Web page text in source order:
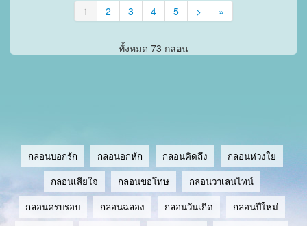
1
2 3 4 5 > »
ทั้งหมด 73 กลอน
กลอนบอกรัก กลอนอกหัก กลอนคิดถึง กลอนห่วงใย
กลอนเสียใจ กลอนขอโทษ กลอนวาเลนไทน์
กลอนครบรอบ กลอนฉลอง กลอนวันเกิด กลอนปีใหม่